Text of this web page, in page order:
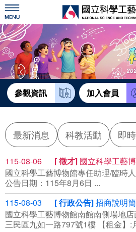
跳
到
主
要
內
容
訊息公告
參觀資訊
教育資源
網站服務
關於我們
English
參觀資訊 加入會員
最新消息 科教活動 即
115-08-06 徵才 國立科學工藝博
國立科學工藝博物館專任助理/臨時
公告日期：115年8月6日 ...
115-08-03
行政公告 招商說明簡報及願景-本
國立科學工藝博物館南館南側場地店面出租 【地址
三民區九如一路